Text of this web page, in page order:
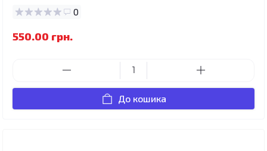
0
550.00 грн.
До кошика